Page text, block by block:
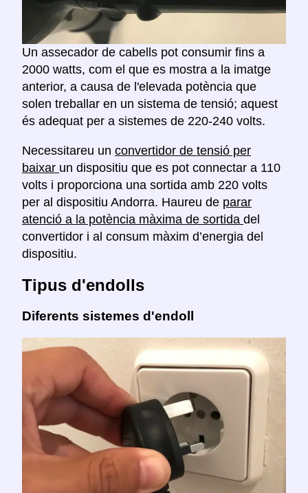
Un assecador de cabells pot consumir fins a
2000 watts, com el que es mostra a la imatge
anterior, a causa de l'elevada potència que
solen treballar en un sistema de tensió; aquest
és adequat per a sistemes de 220-240 volts.
Necessitareu un convertidor de tensió per
baixar un dispositiu que es pot connectar a 110
volts i proporciona una sortida amb 220 volts
per al dispositiu Andorra. Haureu de parar
atenció a la potència màxima de sortida del
convertidor i al consum màxim d’energia del
dispositiu.
Tipus d'endolls
Diferents sistemes d'endoll